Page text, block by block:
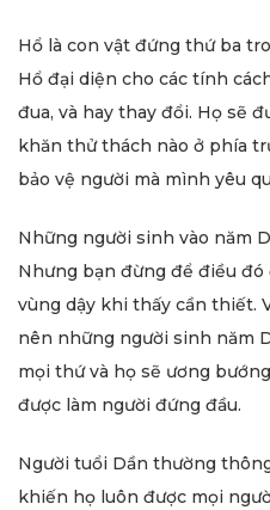
Hổ là con vật đứng thứ ba
Hổ đại diện cho các tính
đua, và hay thay đổi. Họ sẽ
khăn thử thách nào ở phía
bảo vệ người mà mình yêu
Những người sinh vào năm
Nhưng bạn đừng để điều đó
vùng dậy khi thấy cần thiết.
nên những người sinh năm
mọi thứ và họ sẽ ương
được làm người đứng đầu.
Người tuổi Dần thường
khiến họ luôn được mọi